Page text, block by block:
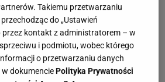
Takiemu przetwarzaniu
do „Ustawień
przez kontakt z administratorem – w
i podmiotu, wobec którego
o przetwarzaniu danych
w dokumenciePolityka Prywatności